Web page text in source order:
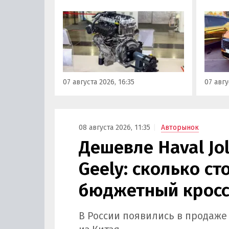
получивший индекс 414320.
Корреспонденту
«Автоновостей дня» удалось
лично ознакомиться с
новинкой на выставке
«Иннопром» в Екатеринбурге.
07 августа 2026, 16:35
на
07
08 августа 2026, 11:35 Авторынок
Дешевле Haval
Geely: сколько
бюджетный
В России появились в